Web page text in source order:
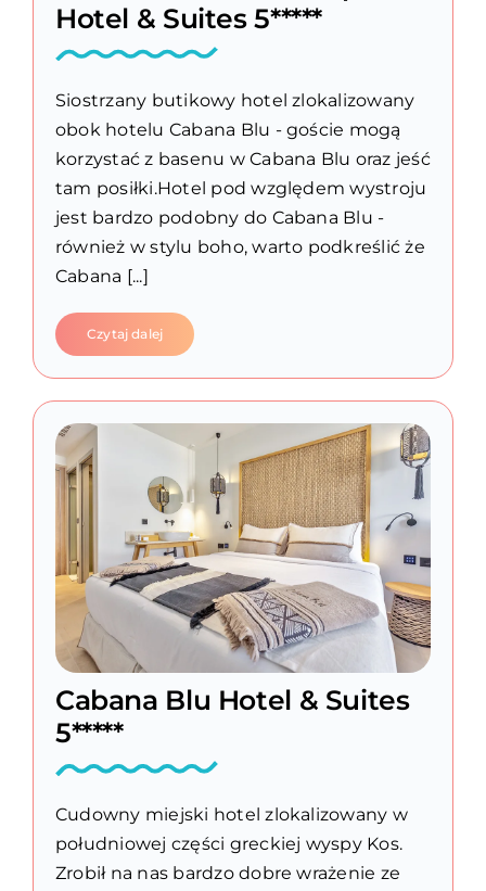
Hotel & Suites 5*****
Siostrzany butikowy hotel zlokalizowany
obok hotelu Cabana Blu - goście mogą
korzystać z basenu w Cabana Blu oraz jeść
tam posiłki.Hotel pod względem wystroju
jest bardzo podobny do Cabana Blu -
również w stylu boho, warto podkreślić że
Cabana [...]
Czytaj dalej
Cabana Blu Hotel & Suites
5*****
Cudowny miejski hotel zlokalizowany w
południowej części greckiej wyspy Kos.
Zrobił na nas bardzo dobre wrażenie ze